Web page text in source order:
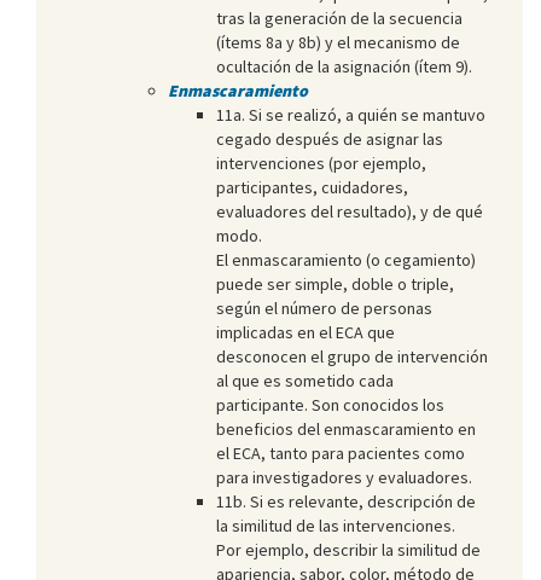
tras la generación de la secuencia
(ítems 8a y 8b) y el mecanismo de
ocultación de la asignación (ítem 9).
Enmascaramiento
11a. Si se realizó, a quién se mantuvo
cegado después de asignar las
intervenciones (por ejemplo,
participantes, cuidadores,
evaluadores del resultado), y de qué
modo.
El enmascaramiento (o cegamiento)
puede ser simple, doble o triple,
según el número de personas
implicadas en el ECA que
desconocen el grupo de intervención
al que es sometido cada
participante. Son conocidos los
beneficios del enmascaramiento en
el ECA, tanto para pacientes como
para investigadores y evaluadores.
11b. Si es relevante, descripción de
la similitud de las intervenciones.
Por ejemplo, describir la similitud de
apariencia, sabor, color, método de